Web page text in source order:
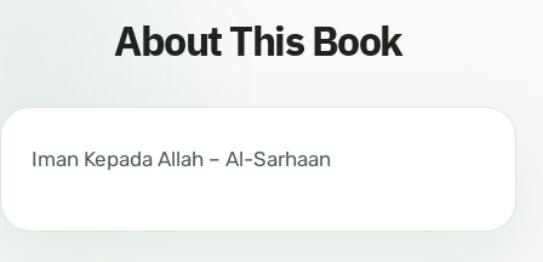
About This Book
Iman Kepada Allah – Al-Sarhaan